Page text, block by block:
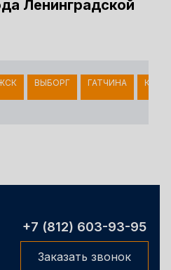
Ленинградской
ВЫБОРГ ГАТЧИНА
+7 (812) 603-93-95
Заказать звонок